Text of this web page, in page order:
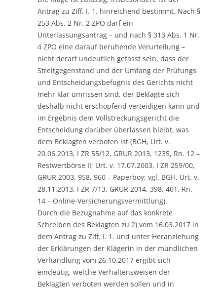
Antrag zu Ziff. I. 1. hinreichend bestimmt. Nach §
253 Abs. 2 Nr. 2 ZPO darf ein
Unterlassungsantrag – und nach § 313 Abs. 1 Nr.
4 ZPO eine darauf beruhende Verurteilung –
nicht derart undeutlich gefasst sein, dass der
Streitgegenstand und der Umfang der Prüfungs
und Entscheidungsbefugnis des Gerichts nicht
mehr klar umrissen sind, der Beklagte sich
deshalb nicht erschöpfend verteidigen kann und
im Ergebnis dem Vollstreckungsgericht die
Entscheidung darüber überlassen bleibt, was
dem Beklagten verboten ist (BGH, Urt. v.
20.06.2013, I ZR 55/12, GRUR 2013, 1235, Rn. 12 –
Restwertbörse II; Urt. v. 17.07.2003, I ZR 259/00,
GRUR 2003, 958, 960 – Paperboy; vgl. BGH, Urt. v.
28.11.2013, I ZR 7/13, GRUR 2014, 398, 401, Rn.
14 – Online-Versicherungsvermittlung).
Durch die Bezugnahme auf das konkrete
Schreiben des Beklagten zu 2) vom 16.03.2017 in
dem Antrag zu Ziff. I. 1. und unter Heranziehung
der Erklärungen der Klägerin in der mündlichen
Verhandlung vom 26.10.2017 ergibt sich
eindeutig, welche Verhaltensweisen der
Beklagten verboten werden sollen und in